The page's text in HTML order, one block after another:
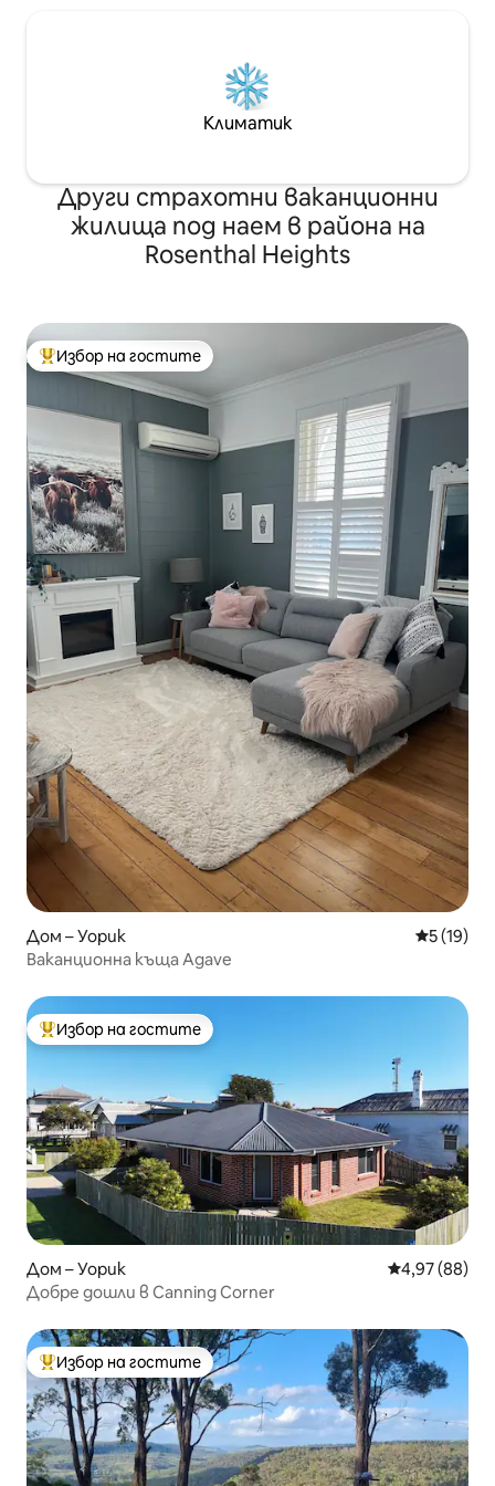
Климатик
Други страхотни ваканционни
жилища под наем в района на
Rosenthal Heights
Най-популярен избор на гостите
Избор на гостите
Дом – Уорик Средна
5 (19)
Ваканционна къща Agave
Най-популярен избор на гостите
Избор на гостите
Дом – Уорик Средна
4,97 (88)
Добре дошли в Canning Corner
Най-популярен избор на гостите
Избор на гостите